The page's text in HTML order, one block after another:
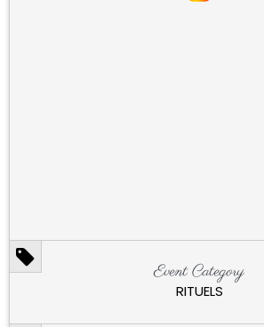
Event Category
RITUELS